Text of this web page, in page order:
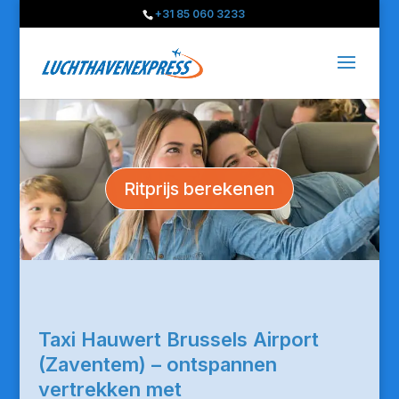
+31 85 060 3233
Ritprijs berekenen
Taxi Hauwert Brussels Airport
(Zaventem) – ontspannen
vertrekken met